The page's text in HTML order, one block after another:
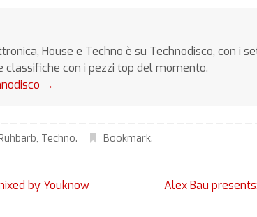
House e Techno è su Technodisco, con i
classifiche con i pezzi top del momento.
→
, Techno. Bookmark.
by Youknow Alex Bau